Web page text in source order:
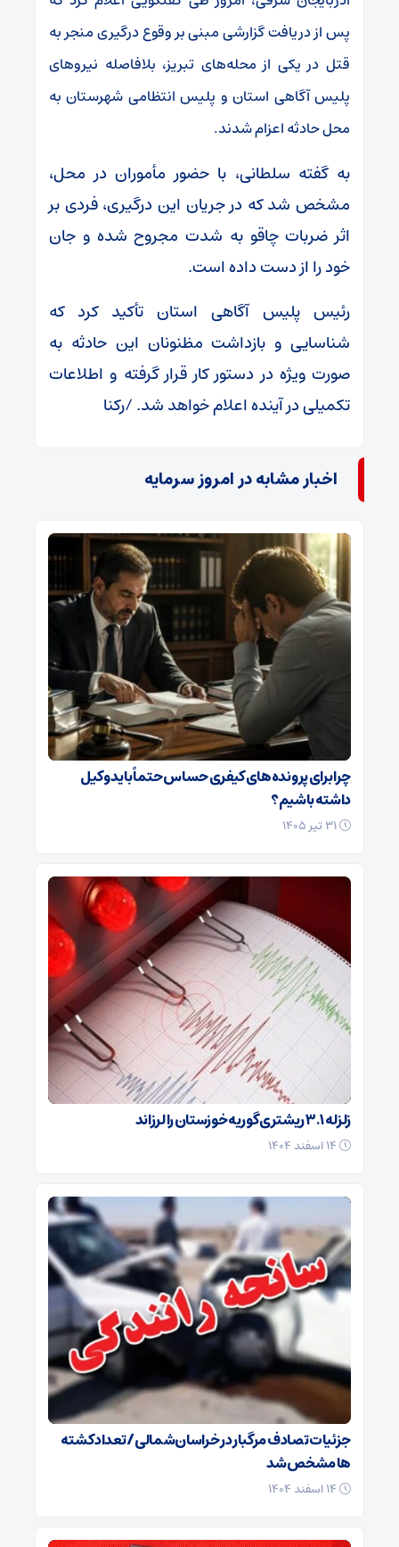
پس از دریافت گزارشی مبنی بر وقوع درگیری منجر به
قتل در یکی از محله‌های تبریز، بلافاصله نیرو‌های
پلیس آگاهی استان و پلیس انتظامی شهرستان به
محل حادثه اعزام شدند.
به گفته سلطانی، با حضور مأموران در محل،
مشخص شد که در جریان این درگیری، فردی بر
اثر ضربات چاقو به شدت مجروح شده و جان
خود را از دست داده است.
رئیس پلیس آگاهی استان تأکید کرد که
شناسایی و بازداشت مظنونان این حادثه به
صورت ویژه در دستور کار قرار گرفته و اطلاعات
تکمیلی در آینده اعلام خواهد شد. /رکنا
اخبار مشابه در امروز سرمایه
چرا برای پرونده‌های کیفری حساس حتماً باید وکیل
داشته باشیم؟
زلزله ۳.۱ ریشتری گوریه خوزستان را لرزاند
جزئیات تصادف مرگبار در خراسان‌شمالی/ تعداد کشته
ها مشخص شد